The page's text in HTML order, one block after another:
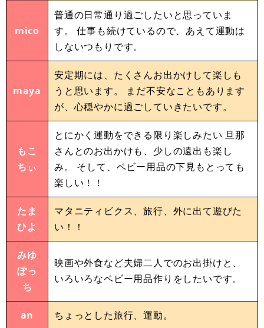
mico
普通の日常通り過ごしたいと思っていま
す。 仕事も続けているので、あえて運動は
しないつもりです。
maya
安定期には、たくさんお出かけして楽しも
うと思います。 まだ不安なこともあります
が、心穏やかに過ごしていきたいです。
もこ
ちぃ
とにかく運動をできる限り楽しみたい 旦那
さんとのお出かけも、少しの遠出も楽し
み。 そして、ベビー用品の下見もとっても
楽しい！！
たま
ひよ
マタニティビクス、旅行、外に出て遊びた
い！！
みゆ
ぽっ
ち
映画や外食など夫婦二人でのお出掛けと、
いろいろなベビー用品作りをしたいです。
an ちょっとした旅行、運動。